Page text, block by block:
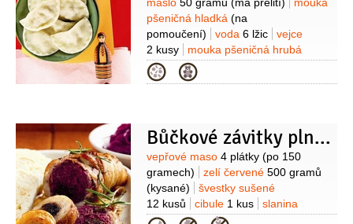
Suroviny
pšeničná hladká (na
pomoučení)
voda 6 lžic
vejce
2 kusy
mouka pšeničná hrubá
500 gramů
Na náplň: vepřové maso250 gramů
(malá)
zelí kysané
200 gramů
(dušené)
Na omáčku: hořčice
plnotučná1 lžíce voda4 lžíce
2 lžíce
Kategorie
Bůčkové závitky plněné červeným zelím
Suroviny
vepřové maso 4 plátky (po 150
gramech)
zelí červené 500 gramů
(kysané)
švestky sušené
12 kusů
cibule 1 kus
slanina
anglická4 plátky